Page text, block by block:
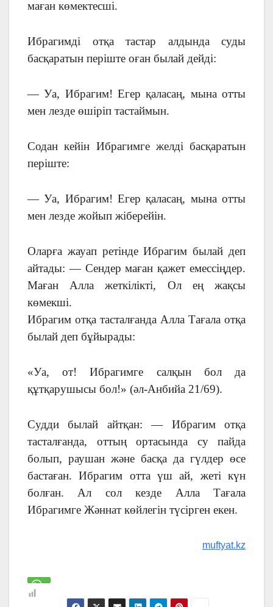
маған көмектесші.
Ибрагимді отқа тастар алдында суды
басқаратын періште оған былай дейді:
— Уа, Ибрагим! Егер қаласаң, мына отты
мен лезде өшіріп тастаймын.
Содан кейін Ибрагимге желді басқаратын
періште:
— Уа, Ибрагим! Егер қаласаң, мына отты
мен лезде жойып жіберейін.
Оларға жауап ретінде Ибрагим былай деп
айтады: — Сендер маған қажет емессіңдер.
Маған Алла жеткілікті, Ол ең жақсы
көмекші.
Ибрагим отқа тасталғанда Алла Тағала отқа
былай деп бұйырады:
«Уа, от! Ибрагимге салқын бол да
құтқарушысы бол!» (әл-Анбийа 21/69).
Судди былай айтқан: — Ибрагим отқа
тасталғанда, оттың ортасында су пайда
болып, раушан және басқа да гүлдер өсе
бастаған. Ибрагим отта үш ай, жеті күн
болған. Ал сол кезде Алла Тағала
Ибрагимге Жәннат көйлегін түсірген екен.
muftyat.kz